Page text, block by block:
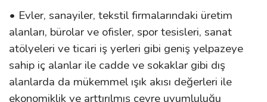
• Evler, sanayiler, tekstil firmalarındaki üretim
alanları, bürolar ve ofisler, spor tesisleri, sanat
atölyeleri ve ticari iş yerleri gibi geniş yelpazeye
sahip iç alanlar ile cadde ve sokaklar gibi dış
alanlarda da mükemmel ışık akısı değerleri ile
ekonomiklik ve arttırılmış çevre uyumluluğu